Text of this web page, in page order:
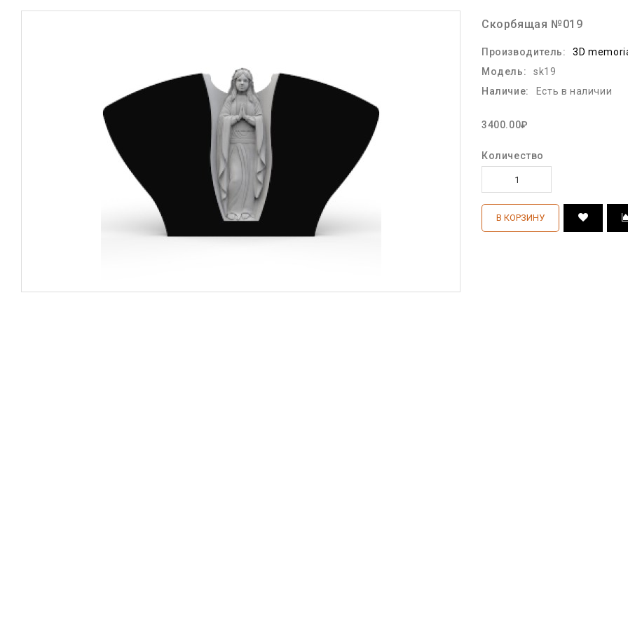
Скорбящая №019
Производитель:
3D
Модель:
sk19
Наличие:
Есть в наличии
3400.00₽
Количество
В КОРЗИНУ